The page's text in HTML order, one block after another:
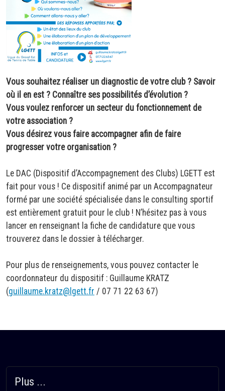
Vous souhaitez réaliser un diagnostic de votre club ? Savoir
où il en est ? Connaître ses possibilités d’évolution ?
Vous voulez renforcer un secteur du fonctionnement de
votre association ?
Vous désirez vous faire accompagner afin de faire
progresser votre organisation ?
Le DAC (Dispositif d’Accompagnement des Clubs) LGETT est
fait pour vous ! Ce dispositif animé par un Accompagnateur
formé par une société spécialisée dans le consulting sportif
est entièrement gratuit pour le club ! N’hésitez pas à vous
lancer en renseignant la fiche de candidature que vous
trouverez dans le dossier à télécharger.
Pour plus de renseignements, vous pouvez contacter le
coordonnateur du dispositif : Guillaume KRATZ
(guillaume.kratz@lgett.fr / 07 71 22 63 67)
Plus ...